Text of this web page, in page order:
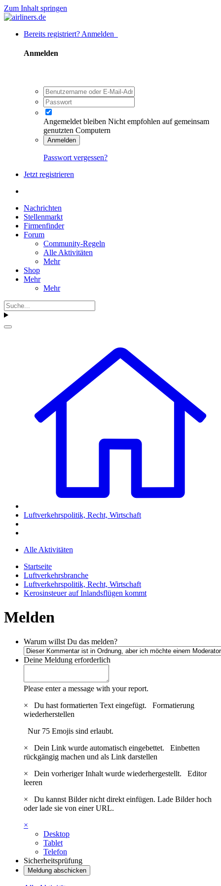
Zum Inhalt springen
Bereits registriert? Anmelden
Anmelden
Angemeldet bleiben Nicht empfohlen auf gemeinsam
genutzten Computern
Anmelden
Passwort vergessen?
Jetzt registrieren
Nachrichten
Stellenmarkt
Firmenfinder
Forum
Community-Regeln
Alle Aktivitäten
Mehr
Shop
Mehr
Mehr
Luftverkehrspolitik, Recht, Wirtschaft
Alle Aktivitäten
Startseite
Luftverkehrsbranche
Luftverkehrspolitik, Recht, Wirtschaft
Kerosinsteuer auf Inlandsflügen kommt
Melden
Warum willst Du das melden?
Deine Meldung erforderlich
Please enter a message with your report.
×
Du hast formatierten Text eingefügt. Formatierung
wiederherstellen
Nur 75 Emojis sind erlaubt.
×
Dein Link wurde automatisch eingebettet. Einbetten
rückgängig machen und als Link darstellen
×
Dein vorheriger Inhalt wurde wiederhergestellt. Editor
leeren
×
Du kannst Bilder nicht direkt einfügen. Lade Bilder hoch
oder lade sie von einer URL.
×
Desktop
Tablet
Telefon
Sicherheitsprüfung
Meldung abschicken